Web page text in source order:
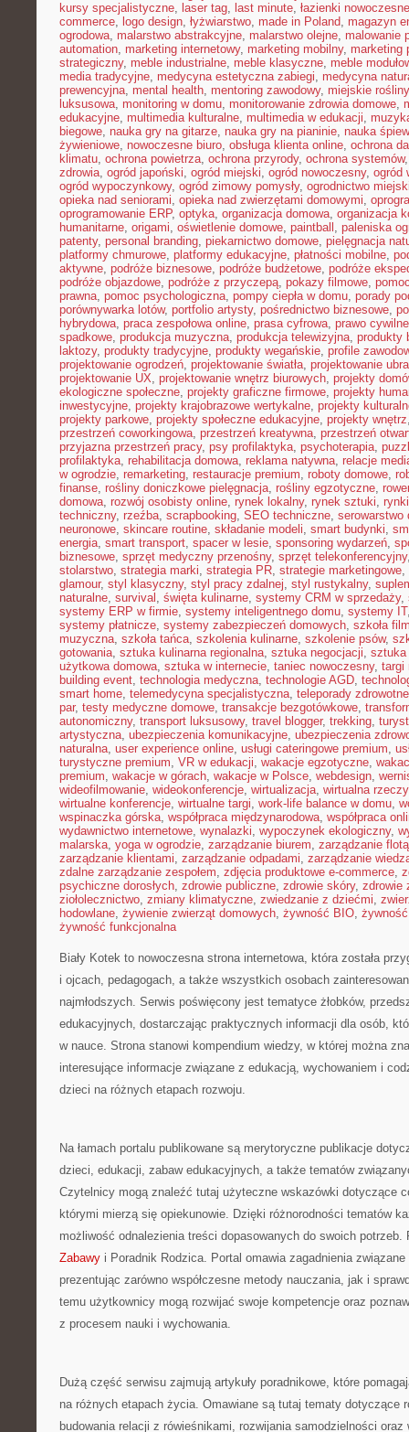
kursy specjalistyczne, laser tag, last minute, łazienki nowoczesne
commerce, logo design, łyżwiarstwo, made in Poland, magazyn
ogrodowa, malarstwo abstrakcyjne, malarstwo olejne, malowanie
automation, marketing internetowy, marketing mobilny, marketing
strategiczny, meble industrialne, meble klasyczne, meble
media tradycyjne, medycyna estetyczna zabiegi, medycyna
prewencyjna, mental health, mentoring zawodowy, miejskie rośliny
luksusowa, monitoring w domu, monitorowanie zdrowia domowe,
edukacyjne, multimedia kulturalne, multimedia w edukacji,
biegowe, nauka gry na gitarze, nauka gry na pianinie, nauka
żywieniowe, nowoczesne biuro, obsługa klienta online, ochrona
klimatu, ochrona powietrza, ochrona przyrody, ochrona systemów
zdrowia, ogród japoński, ogród miejski, ogród nowoczesny, ogród
ogród wypoczynkowy, ogród zimowy pomysły, ogrodnictwo
opieka nad seniorami, opieka nad zwierzętami domowymi,
oprogramowanie ERP, optyka, organizacja domowa, organizacja
humanitarne, origami, oświetlenie domowe, paintball , paleniska
patenty, personal branding, piekarnictwo domowe, pielęgnacja
platformy chmurowe, platformy edukacyjne, płatności mobilne,
aktywne, podróże biznesowe, podróże budżetowe, podróże
podróże objazdowe, podróże z przyczepą, pokazy filmowe,
prawna, pomoc psychologiczna, pompy ciepła w domu, porady
porównywarka lotów, portfolio artysty, pośrednictwo biznesowe,
hybrydowa, praca zespołowa online, prasa cyfrowa, prawo
spadkowe, produkcja muzyczna, produkcja telewizyjna, produkty
laktozy, produkty tradycyjne, produkty wegańskie, profile
projektowanie ogrodzeń, projektowanie światła, projektowanie
projektowanie UX, projektowanie wnętrz biurowych, projekty
ekologiczne społeczne, projekty graficzne firmowe, projekty
inwestycyjne, projekty krajobrazowe wertykalne, projekty
projekty parkowe, projekty społeczne edukacyjne, projekty wnętrz
przestrzeń coworkingowa, przestrzeń kreatywna, przestrzeń
przyjazna przestrzeń pracy, psy profilaktyka, psychoterapia,
profilaktyka, rehabilitacja domowa, reklama natywna, relacje
w ogrodzie, remarketing, restauracje premium, roboty domowe,
finanse, rośliny doniczkowe pielęgnacja, rośliny egzotyczne,
domowa, rozwój osobisty online, rynek lokalny, rynek sztuki,
techniczny, rzeźba, scrapbooking, SEO techniczne, serowarstwo
neuronowe, skincare routine, składanie modeli, smart budynki,
energia, smart transport, spacer w lesie, sponsoring wydarzeń,
biznesowe, sprzęt medyczny przenośny, sprzęt telekonferencyjny
stolarstwo, strategia marki, strategia PR, strategie marketingowe,
glamour, styl klasyczny, styl pracy zdalnej, styl rustykalny,
naturalne, survival , święta kulinarne, systemy CRM w sprzedaży,
systemy ERP w firmie, systemy inteligentnego domu, systemy IT
systemy płatnicze, systemy zabezpieczeń domowych, szkoła
muzyczna, szkoła tańca, szkolenia kulinarne, szkolenie psów,
gotowania, sztuka kulinarna regionalna, sztuka negocjacji, sztuka
użytkowa domowa, sztuka w internecie, taniec nowoczesny, targi
building event, technologia medyczna, technologie AGD,
smart home, telemedycyna specjalistyczna, teleporady zdrowotne
par, testy medyczne domowe, transakcje bezgotówkowe,
autonomiczny, transport luksusowy, travel blogger, trekking,
artystyczna, ubezpieczenia komunikacyjne, ubezpieczenia
naturalna, user experience online, usługi cateringowe premium,
turystyczne premium, VR w edukacji, wakacje egzotyczne,
premium, wakacje w górach, wakacje w Polsce, webdesign,
wideofilmowanie, wideokonferencje, wirtualizacja, wirtualna
wirtualne konferencje, wirtualne targi, work-life balance w domu,
wspinaczka górska, współpraca międzynarodowa, współpraca
wydawnictwo internetowe, wynalazki, wypoczynek ekologiczny,
malarska, yoga w ogrodzie, zarządzanie biurem, zarządzanie flotą
zarządzanie klientami, zarządzanie odpadami, zarządzanie
zdalne zarządzanie zespołem, zdjęcia produktowe e-commerce,
psychiczne dorosłych, zdrowie publiczne, zdrowie skóry, zdrowie
ziołolecznictwo, zmiany klimatyczne, zwiedzanie z dziećmi,
hodowlane, żywienie zwierząt domowych, żywność BIO,
żywność funkcjonalna
Biały Kotek to nowoczesna strona internetowa, która została
i ojcach, pedagogach, a także wszystkich osobach
najmłodszych. Serwis poświęcony jest tematyce żłobków,
edukacyjnych, dostarczając praktycznych informacji dla osób,
w nauce. Strona stanowi kompendium wiedzy, w której można
interesujące informacje związane z edukacją, wychowaniem i
dzieci na różnych etapach rozwoju.
Na łamach portalu publikowane są merytoryczne publikacje
dzieci, edukacji, zabaw edukacyjnych, a także tematów
Czytelnicy mogą znaleźć tutaj użyteczne wskazówki dotyczące
którymi mierzą się opiekunowie. Dzięki różnorodności tematów
możliwość odnalezienia treści dopasowanych do swoich
Zabawy i Poradnik Rodzica. Portal omawia zagadnienia
prezentując zarówno współczesne metody nauczania, jak i
temu użytkownicy mogą rozwijać swoje kompetencje oraz
z procesem nauki i wychowania.
Dużą część serwisu zajmują artykuły poradnikowe, które
na różnych etapach życia. Omawiane są tutaj tematy dotyczące
budowania relacji z rówieśnikami, rozwijania samodzielności